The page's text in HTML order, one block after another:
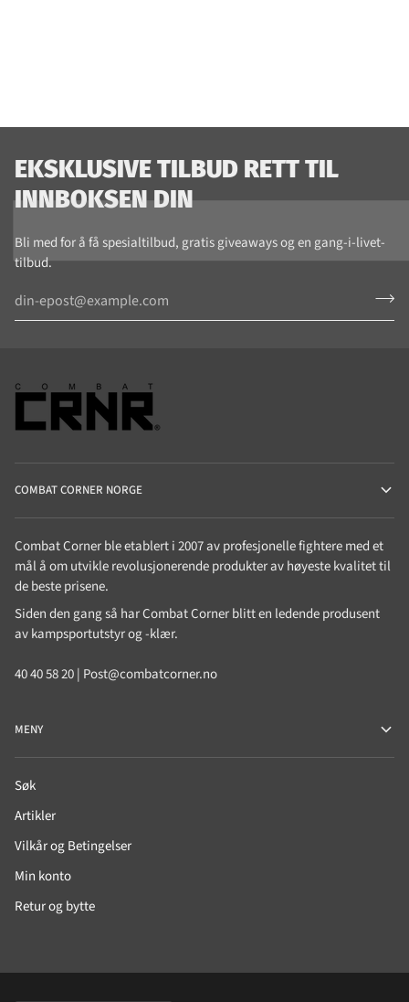
EKSKLUSIVE TILBUD RETT TIL
INNBOKSEN DIN
Bli med for å få spesialtilbud, gratis giveaways og en gang-i-livet-
tilbud.
COMBAT CORNER NORGE
Combat Corner ble etablert i 2007 av profesjonelle fightere med et
mål å om utvikle revolusjonerende produkter av høyeste kvalitet til
de beste prisene.
Siden den gang så har Combat Corner blitt en ledende produsent
av kampsportutstyr og -klær.
40 40 58 20 | Post@combatcorner.no
MENY
Søk
Artikler
Vilkår og Betingelser
Min konto
Retur og bytte